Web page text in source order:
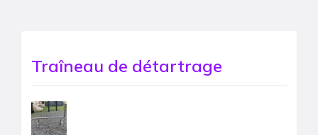
Traîneau de détartrage